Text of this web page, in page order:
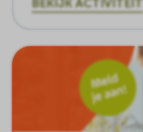
BEKIJK ACTIVITEIT